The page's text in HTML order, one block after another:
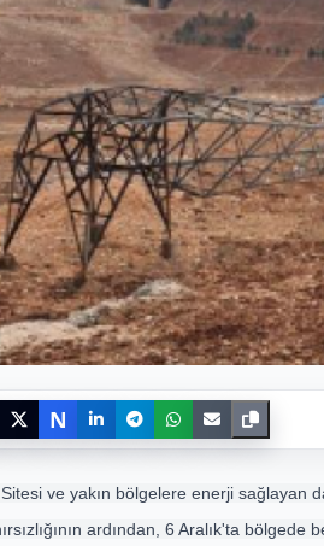
N
ve yakın bölgelere enerji sağlayan
ardından, 6 Aralık'ta